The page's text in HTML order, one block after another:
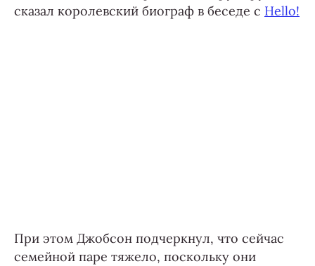
сказал королевский биограф в беседе с Hello!
При этом Джобсон подчеркнул, что сейчас
семейной паре тяжело, поскольку они